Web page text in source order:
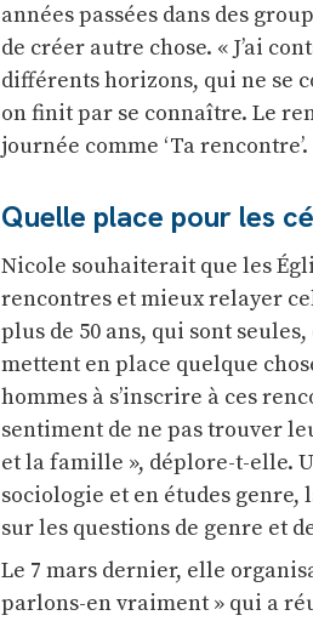
années passées dans des
de créer autre chose. « J’ai
différents horizons, qui ne se
on finit par se connaître. Le
journée comme ‘Ta rencontre’.
Quelle place pour les
Nicole souhaiterait que les
rencontres et mieux relayer
plus de 50 ans, qui sont
mettent en place quelque
hommes à s’inscrire à ces
sentiment de ne pas trouver
et la famille », déplore-t-elle.
sociologie et en études
sur les questions de genre et
Le 7 mars dernier, elle
parlons-en vraiment » qui a